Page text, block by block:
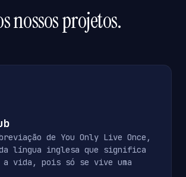
nossos projetos.
de You Only Live Once,
da língua inglesa que significa
a vida, pois só se vive uma